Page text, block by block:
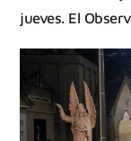
jueves. El